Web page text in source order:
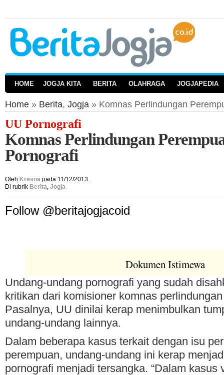
HOME JOGJA KITA BERITA OLAHRAGA JOGJAPEDIA
Home » Berita, Jogja » Komnas Perlindungan
UU Pornografi
Komnas Perlindungan
Pornografi
Oleh Kresna pada 11/12/2013.
Di rubrik Berita, Jogja
Follow @beritajogjacoid
Dokumen Istimewa
Undang-undang pornografi yang sudah
kritikan dari komisioner komnas
Pasalnya, UU dinilai kerap menimbulkan
undang-undang lainnya.
Dalam beberapa kasus terkait dengan isu
perempuan, undang-undang ini kerap
pornografi menjadi tersangka. “Dalam kasus